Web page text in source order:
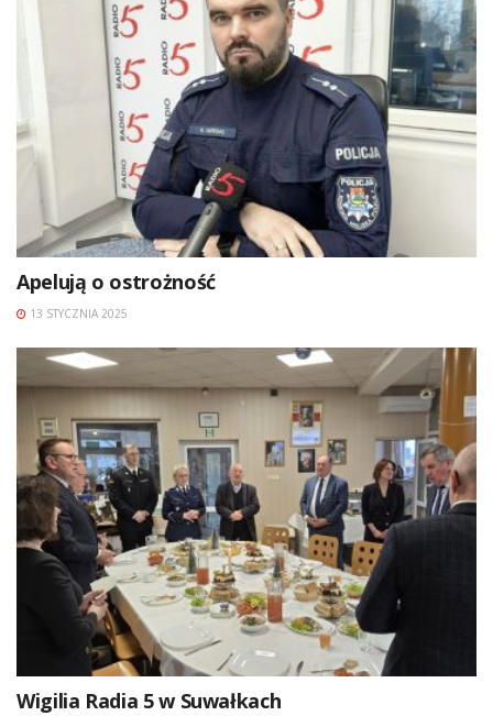
Apelują o ostrożność
13 STYCZNIA 2025
Wigilia Radia 5 w Suwałkach